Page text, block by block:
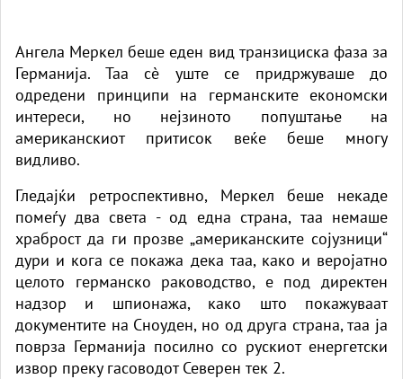
Ангела Меркел беше еден вид транзициска фаза за
Германија. Таа сè уште се придржуваше до
одредени принципи на германските економски
интереси, но нејзиното попуштање на
американскиот притисок веќе беше многу
видливо.
Гледајќи ретроспективно, Меркел беше некаде
помеѓу два света - од една страна, таа немаше
храброст да ги прозве „американските сојузници“
дури и кога се покажа дека таа, како и веројатно
целото германско раководство, е под директен
надзор и шпионажа, како што покажуваат
документите на Сноуден, но од друга страна, таа ја
поврза Германија посилно со рускиот енергетски
извор преку гасоводот Северен тек 2.